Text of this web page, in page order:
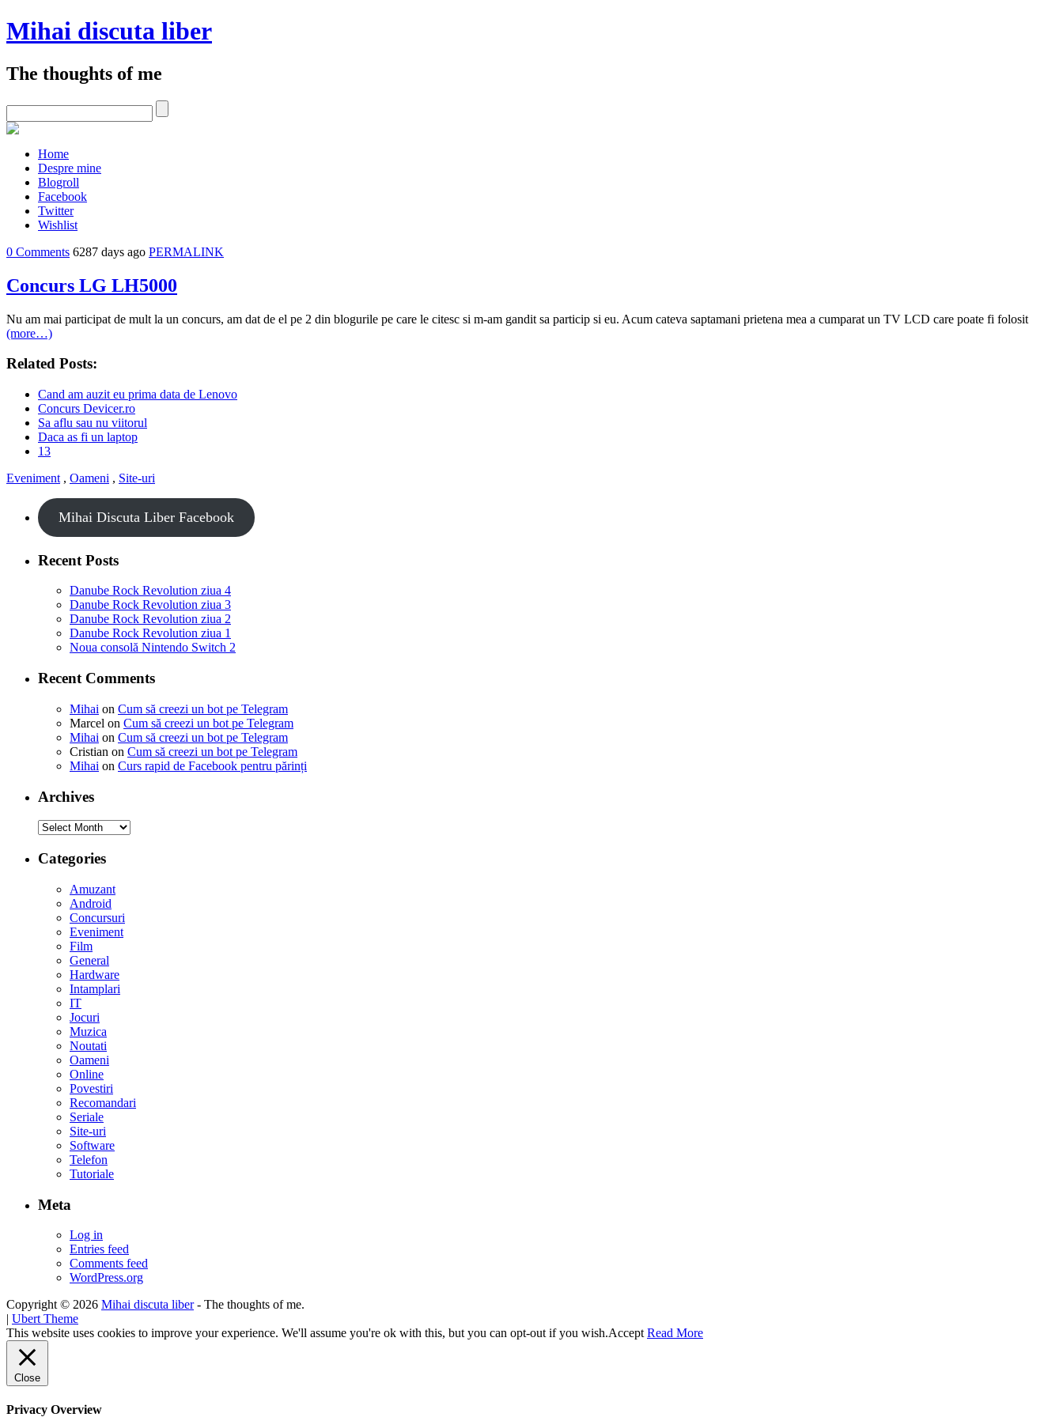
Mihai discuta liber
The thoughts of me
Home
Despre mine
Blogroll
Facebook
Twitter
Wishlist
0 Comments 6287 days ago PERMALINK
Concurs LG LH5000
Nu am mai participat de mult la un concurs, am dat de el pe 2 din blogurile pe care le citesc si m-am gandit sa particip si eu. Acum cateva saptamani prietena mea a cumparat un TV LCD care poate fi folosit
(more…)
Related Posts:
Cand am auzit eu prima data de Lenovo
Concurs Devicer.ro
Sa aflu sau nu viitorul
Daca as fi un laptop
13
Eveniment , Oameni , Site-uri
Mihai Discuta Liber Facebook
Recent Posts
Danube Rock Revolution ziua 4
Danube Rock Revolution ziua 3
Danube Rock Revolution ziua 2
Danube Rock Revolution ziua 1
Noua consolă Nintendo Switch 2
Recent Comments
Mihai on Cum să creezi un bot pe Telegram
Marcel on Cum să creezi un bot pe Telegram
Mihai on Cum să creezi un bot pe Telegram
Cristian on Cum să creezi un bot pe Telegram
Mihai on Curs rapid de Facebook pentru părinți
Archives
Archives
Categories
Amuzant
Android
Concursuri
Eveniment
Film
General
Hardware
Intamplari
IT
Jocuri
Muzica
Noutati
Oameni
Online
Povestiri
Recomandari
Seriale
Site-uri
Software
Telefon
Tutoriale
Meta
Log in
Entries feed
Comments feed
WordPress.org
Copyright © 2026 Mihai discuta liber- The thoughts of me.
| Ubert Theme
This website uses cookies to improve your experience. We'll assume you're ok with this, but you can opt-out if you wish.Accept Read More
Close
Privacy Overview